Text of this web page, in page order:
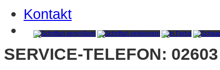
Kontakt
SERVICE-TELEFON: